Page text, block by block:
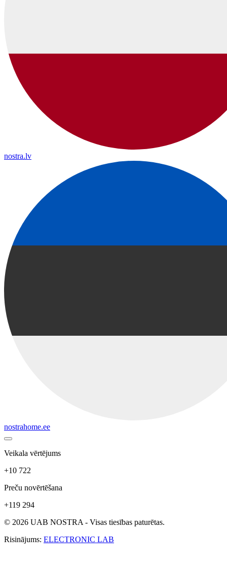
nostra.lv
nostrahome.ee
Veikala vērtējums
+10 722
Preču novērtēšana
+119 294
© 2026 UAB NOSTRA - Visas tiesības paturētas.
Risinājums: ELECTRONIC LAB